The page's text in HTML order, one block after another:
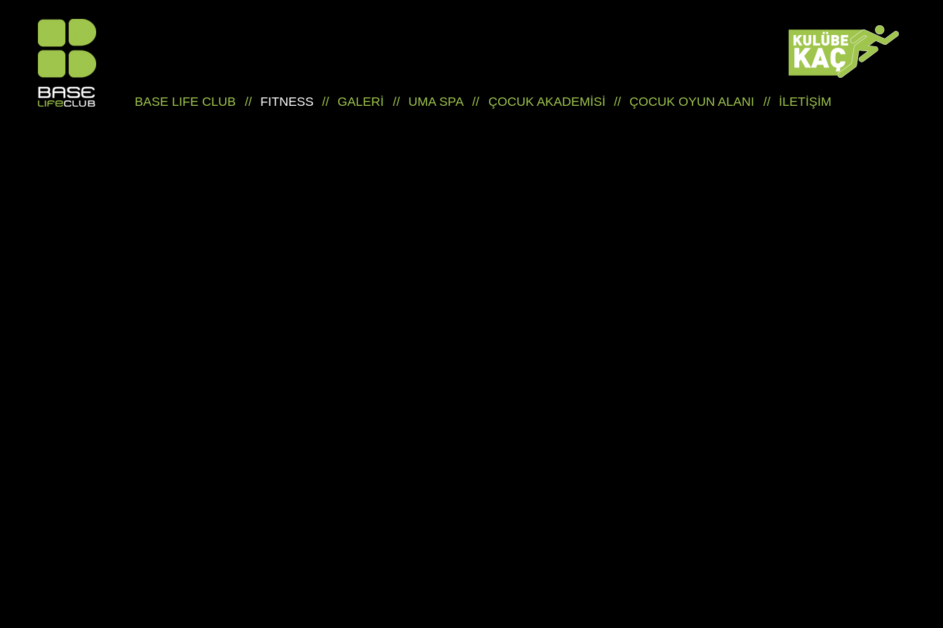
BASE LIFE CLUB // FITNESS // GALERİ // UMA SPA // ÇOCUK AKADEMİSİ // ÇOCUK OYUN ALANI // İLETİŞİM